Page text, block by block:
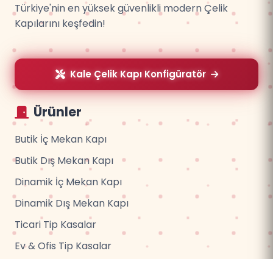
Türkiye'nin en yüksek güvenlikli modern Çelik
Kapılarını keşfedin!
Kale Çelik Kapı Konfigüratör
Ürünler
Butik İç Mekan Kapı
Butik Dış Mekan Kapı
Dinamik İç Mekan Kapı
Dinamik Dış Mekan Kapı
Ticari Tip Kasalar
Ev & Ofis Tip Kasalar